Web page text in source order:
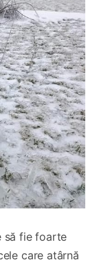
să fie foarte
care atârnă